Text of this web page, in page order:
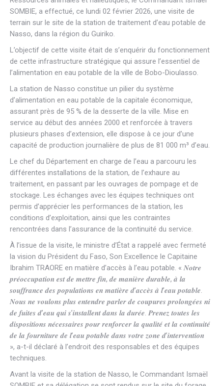
SOMBIE, a effectué, ce lundi 02 février 2026, une visite de
terrain sur le site de la station de traitement d’eau potable de
Nasso, dans la région du Guiriko.
L’objectif de cette visite était de s’enquérir du fonctionnement
de cette infrastructure stratégique qui assure l’essentiel de
l’alimentation en eau potable de la ville de Bobo-Dioulasso.
La station de Nasso constitue un pilier du système
d’alimentation en eau potable de la capitale économique,
assurant près de 95 % de la desserte de la ville. Mise en
service au début des années 2000 et renforcée à travers
plusieurs phases d’extension, elle dispose à ce jour d’une
capacité de production journalière de plus de 81 000 m³ d’eau.
Le chef du Département en charge de l’eau a parcouru les
différentes installations de la station, de l’exhaure au
traitement, en passant par les ouvrages de pompage et de
stockage. Les échanges avec les équipes techniques ont
permis d’apprécier les performances de la station, les
conditions d’exploitation, ainsi que les contraintes
rencontrées dans l’assurance de la continuité du service.
À l’issue de la visite, le ministre d’État a rappelé avec fermeté
la vision du Président du Faso, Son Excellence le Capitaine
Ibrahim TRAORE en matière d’accès à l’eau potable. « 𝑵𝒐𝒕𝒓𝒆
𝒑𝒓𝒆́𝒐𝒄𝒄𝒖𝒑𝒂𝒕𝒊𝒐𝒏 𝒆𝒔𝒕 𝒅𝒆 𝒎𝒆𝒕𝒕𝒓𝒆 𝒇𝒊𝒏, 𝒅𝒆 𝒎𝒂𝒏𝒊𝒆̀𝒓𝒆 𝒅𝒖𝒓𝒂𝒃𝒍𝒆, 𝒂̀ 𝒍𝒂
𝒔𝒐𝒖𝒇𝒇𝒓𝒂𝒏𝒄𝒆 𝒅𝒆𝒔 𝒑𝒐𝒑𝒖𝒍𝒂𝒕𝒊𝒐𝒏𝒔 𝒆𝒏 𝒎𝒂𝒕𝒊𝒆̀𝒓𝒆 𝒅’𝒂𝒄𝒄𝒆̀𝒔 𝒂̀ 𝒍’𝒆𝒂𝒖 𝒑𝒐𝒕𝒂𝒃𝒍𝒆.
𝑵𝒐𝒖𝒔 𝒏𝒆 𝒗𝒐𝒖𝒍𝒐𝒏𝒔 𝒑𝒍𝒖𝒔 𝒆𝒏𝒕𝒆𝒏𝒅𝒓𝒆 𝒑𝒂𝒓𝒍𝒆𝒓 𝒅𝒆 𝒄𝒐𝒖𝒑𝒖𝒓𝒆𝒔 𝒑𝒓𝒐𝒍𝒐𝒏𝒈𝒆́𝒆𝒔 𝒏𝒊
𝒅𝒆 𝒇𝒖𝒊𝒕𝒆𝒔 𝒅’𝒆𝒂𝒖 𝒒𝒖𝒊 𝒔’𝒊𝒏𝒔𝒕𝒂𝒍𝒍𝒆𝒏𝒕 𝒅𝒂𝒏𝒔 𝒍𝒂 𝒅𝒖𝒓𝒆́𝒆. 𝑷𝒓𝒆𝒏𝒆𝒛 𝒕𝒐𝒖𝒕𝒆𝒔 𝒍𝒆𝒔
𝒅𝒊𝒔𝒑𝒐𝒔𝒊𝒕𝒊𝒐𝒏𝒔 𝒏𝒆́𝒄𝒆𝒔𝒔𝒂𝒊𝒓𝒆𝒔 𝒑𝒐𝒖𝒓 𝒓𝒆𝒏𝒇𝒐𝒓𝒄𝒆𝒓 𝒍𝒂 𝒒𝒖𝒂𝒍𝒊𝒕𝒆́ 𝒆𝒕 𝒍𝒂 𝒄𝒐𝒏𝒕𝒊𝒏𝒖𝒊𝒕𝒆́
𝒅𝒆 𝒍𝒂 𝒇𝒐𝒖𝒓𝒏𝒊𝒕𝒖𝒓𝒆 𝒅𝒆 𝒍’𝒆𝒂𝒖 𝒑𝒐𝒕𝒂𝒃𝒍𝒆 𝒅𝒂𝒏𝒔 𝒗𝒐𝒕𝒓𝒆 𝒛𝒐𝒏𝒆 𝒅’𝒊𝒏𝒕𝒆𝒓𝒗𝒆𝒏𝒕𝒊𝒐𝒏
», a-t-il déclaré à l’endroit des responsables et des équipes
techniques.
Avant la visite de la station de Nasso, le Commandant Ismaël